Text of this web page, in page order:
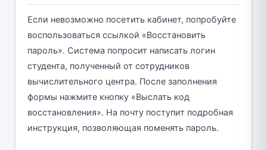
Если невозможно посетить кабинет, попробуйте
воспользоваться ссылкой «Восстановить
пароль». Система попросит написать логин
студента, полученный от сотрудников
вычислительного центра. После заполнения
формы нажмите кнопку «Выслать код
восстановления». На почту поступит подробная
инструкция, позволяющая поменять пароль.